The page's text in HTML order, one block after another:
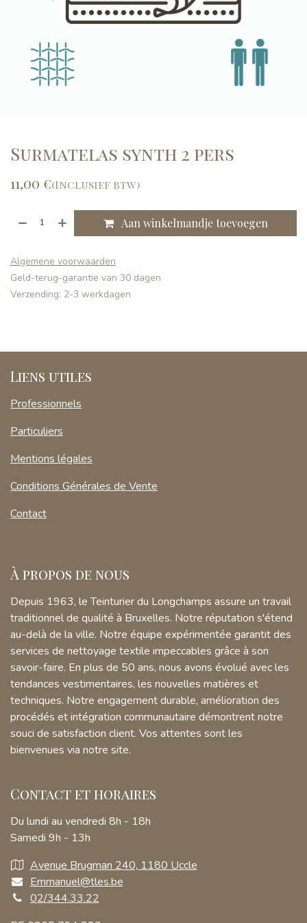
Surmatelas synth 2 pers
11,00 €(Inclusief btw)
Aan winkelmandje toevoegen
Algemene voorwaarden
Geld-terug-garantie van 30 dagen
Verzending: 2-3 werkdagen
Liens utiles
Professionnels
Particuliers
Mentions légales
Conditions Générales de Vente
Contact
À propos de nous
Depuis 1963, le Teinturier du Longchamps assure un travail
traditionnel de qualité à Bruxelles. Notre réputation s'étend
au-delà de la ville. Notre équipe expérimentée garantit des
services de nettoyage textile impeccables grâce à son
savoir-faire. En plus de 50 ans, nous avons évolué avec les
tendances vestimentaires, les nouvelles matières et
techniques. Notre engagement durable, amélioration des
procédés et intégration communautaire démontrent notre
souci de satisfaction client. Vos attentes sont les
bienvenues via notre site.
Contact et horaires
Du lundi au vendredi 8h - 18h
Samedi 9h - 13h
Avenue Brugman 240, 1180 Uccle
Emmanuel@tles.be
02/344.33.22